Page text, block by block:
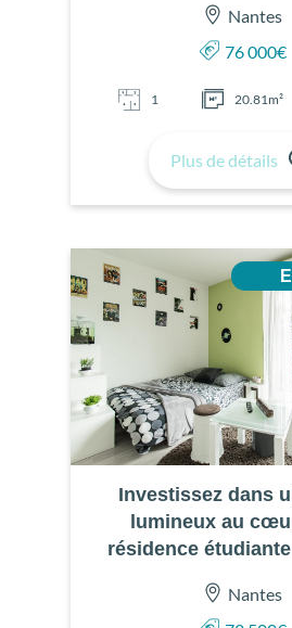
Nantes
76 000€
1 20.81m²
Plus de détails
Investissez dans
lumineux au
résidence
Nantes